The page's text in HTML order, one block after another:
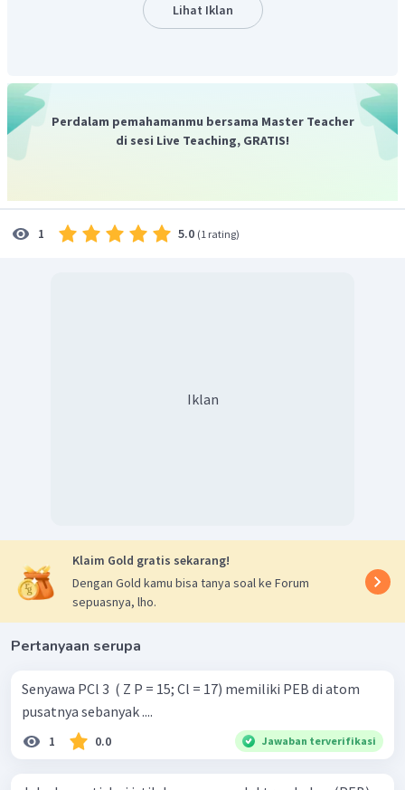
Banyaknya pasangan elektron bebas (PEB) pada atom
pusat adalah 1.
Jadi, jawaban yang benar adalah D.
Lihat Iklan
Perdalam pemahamanmu bersama Master Teacher
di sesi Live Teaching, GRATIS!
1 5.0 (1 rating)
Iklan
Klaim Gold gratis sekarang!
Dengan Gold kamu bisa tanya soal ke Forum
sepuasnya, lho.
Pertanyaan serupa
Senyawa PCl 3 ​ ( Z P = 15; Cl = 17) memiliki PEB di atom
pusatnya sebanyak ....
1 0.0 Jawaban terverifikasi